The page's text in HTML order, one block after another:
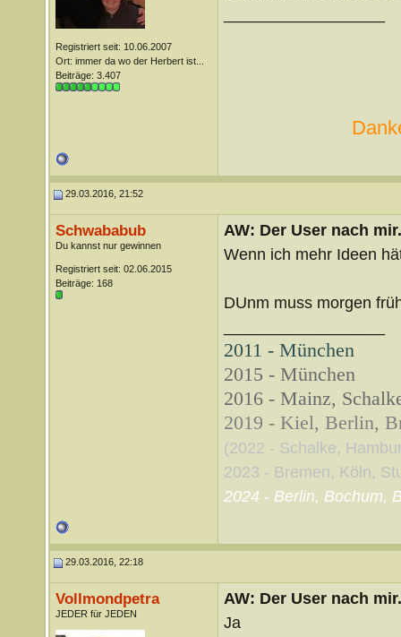
Registriert seit: 10.06.2007
Ort: immer da wo der Herbert ist...
Beiträge: 3.407
29.03.2016, 21:52
Schwababub
Du kannst nur gewinnen
Registriert seit: 02.06.2015
Beiträge: 168
AW: Der User nach
Wenn ich mehr Ideen
DUnm muss morgen
2011 - München
2015 - München
2016 - Mainz,
2019 - Kiel, Berlin,
(2022 - Schalke,
2023 - Bremen, Köln,
2024 - Berlin, Bochum,
29.03.2016, 22:18
Vollmondpetra
JEDER für JEDEN
AW: Der User nach
Ja